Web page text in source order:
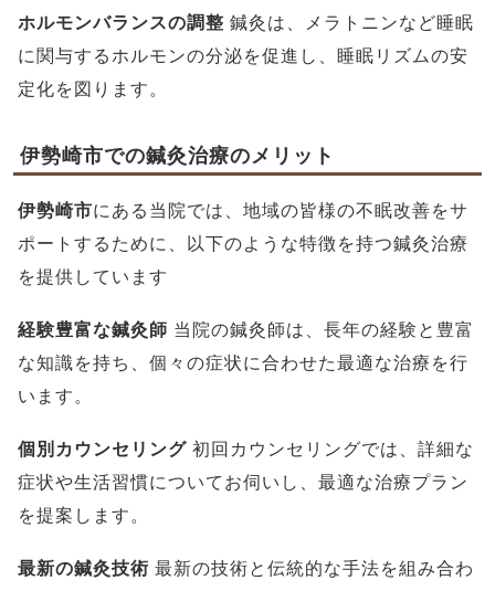
ホルモンバランスの調整 鍼灸は、メラトニンなど睡眠
に関与するホルモンの分泌を促進し、睡眠リズムの安
定化を図ります。
伊勢崎市での鍼灸治療のメリット
伊勢崎市にある当院では、地域の皆様の不眠改善をサ
ポートするために、以下のような特徴を持つ鍼灸治療
を提供しています
経験豊富な鍼灸師 当院の鍼灸師は、長年の経験と豊富
な知識を持ち、個々の症状に合わせた最適な治療を行
います。
個別カウンセリング 初回カウンセリングでは、詳細な
症状や生活習慣についてお伺いし、最適な治療プラン
を提案します。
最新の鍼灸技術 最新の技術と伝統的な手法を組み合わ